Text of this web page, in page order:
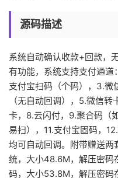
源码描述
系统自动确认收款+回款，
有功能，系统支持支付通道
支付宝扫码（个码），3.微
（无自动回调），5.微信
卡，8.云闪付，9.聚合码（
易扫），11.支付宝固码，
均可自动回调。附带赠送两
统，大小48.6M，解压密码
码，大小53.8M，解压密码